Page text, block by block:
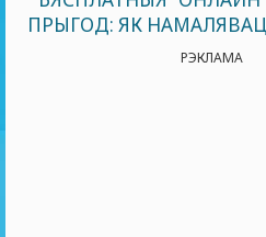
ПРЫГОД: ЯК
РЭКЛАМА